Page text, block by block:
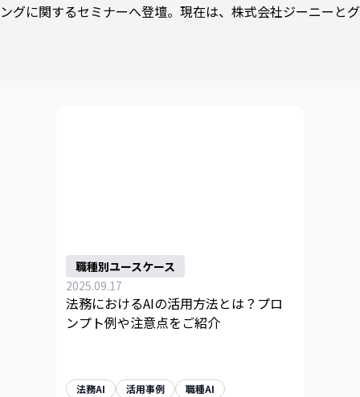
グに関するセミナーへ登壇。現在は、株式会社ジーニーと
職種別ユースケース
2025.09.17
法務におけるAIの活用方法とは？プロ
ンプト例や注意点をご紹介
法務AI 活用事例 職種AI